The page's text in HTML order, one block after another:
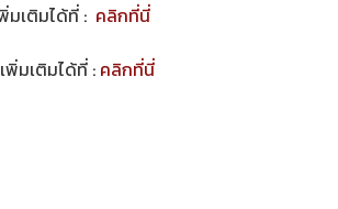
มเติมได้ที่ : คลิกที่นี่
พิ่มเติมได้ที่ : คลิกที่นี่